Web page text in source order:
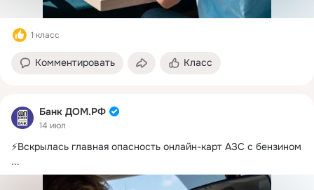
1 класс
Комментировать Класс
Банк ДОМ.РФ
14 июл
⚡️Вскрылась главная опасность онлайн-карт АЗС с бензином
...